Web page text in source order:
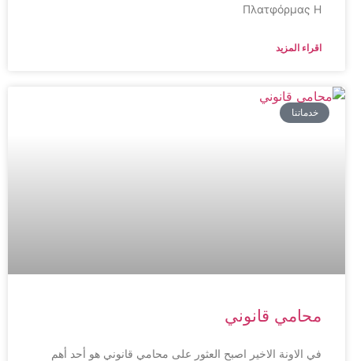
Πλατφόρμας Η
اقراء المزيد
خدماتنا
محامي قانوني
في الاونة الاخير اصبح العثور على محامي قانوني هو أحد أهم